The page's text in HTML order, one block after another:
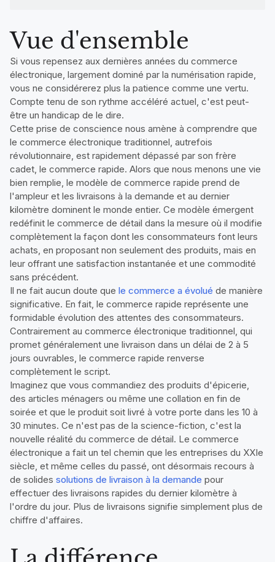
Vue d'ensemble
Si vous repensez aux dernières années du commerce
électronique, largement dominé par la numérisation rapide,
vous ne considérerez plus la patience comme une vertu.
Compte tenu de son rythme accéléré actuel, c'est peut-
être un handicap de le dire.
Cette prise de conscience nous amène à comprendre que
le commerce électronique traditionnel, autrefois
révolutionnaire, est rapidement dépassé par son frère
cadet, le commerce rapide. Alors que nous menons une vie
bien remplie, le modèle de commerce rapide prend de
l'ampleur et les livraisons à la demande et au dernier
kilomètre dominent le monde entier. Ce modèle émergent
redéfinit le commerce de détail dans la mesure où il modifie
complètement la façon dont les consommateurs font leurs
achats, en proposant non seulement des produits, mais en
leur offrant une satisfaction instantanée et une commodité
sans précédent.
Il ne fait aucun doute que le commerce a évolué de manière
significative. En fait, le commerce rapide représente une
formidable évolution des attentes des consommateurs.
Contrairement au commerce électronique traditionnel, qui
promet généralement une livraison dans un délai de 2 à 5
jours ouvrables, le commerce rapide renverse
complètement le script.
Imaginez que vous commandiez des produits d'épicerie,
des articles ménagers ou même une collation en fin de
soirée et que le produit soit livré à votre porte dans les 10 à
30 minutes. Ce n'est pas de la science-fiction, c'est la
nouvelle réalité du commerce de détail. Le commerce
électronique a fait un tel chemin que les entreprises du XXIe
siècle, et même celles du passé, ont désormais recours à
de solides solutions de livraison à la demande pour
effectuer des livraisons rapides du dernier kilomètre à
l'ordre du jour. Plus de livraisons signifie simplement plus de
chiffre d'affaires.